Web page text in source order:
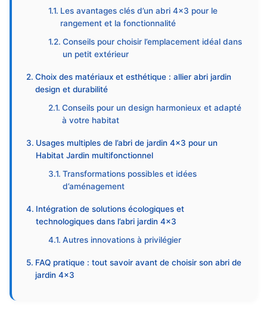
Les avantages clés d’un abri 4×3 pour le
rangement et la fonctionnalité
Conseils pour choisir l’emplacement idéal dans
un petit extérieur
Choix des matériaux et esthétique : allier abri jardin
design et durabilité
Conseils pour un design harmonieux et adapté
à votre habitat
Usages multiples de l’abri de jardin 4×3 pour un
Habitat Jardin multifonctionnel
Transformations possibles et idées
d’aménagement
Intégration de solutions écologiques et
technologiques dans l’abri jardin 4×3
Autres innovations à privilégier
FAQ pratique : tout savoir avant de choisir son abri de
jardin 4×3